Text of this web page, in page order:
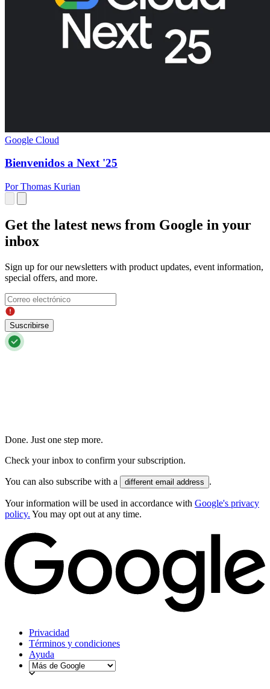
Google Cloud
Bienvenidos a Next '25
Por Thomas Kurian
Get the latest news from Google in your
inbox
Sign up for our newsletters with product updates, event information,
special offers, and more.
Suscribirse
Done. Just one step more.
Check your inbox to confirm your subscription.
You can also subscribe with a different email address .
Your information will be used in accordance with Google's privacy
policy. You may opt out at any time.
Privacidad
Términos y condiciones
Ayuda